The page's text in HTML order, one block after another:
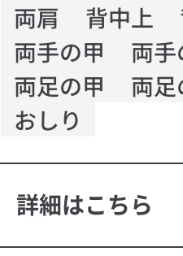
両肩
背中上
両手の甲
両
両足の甲
両
おしり
詳細はこちら